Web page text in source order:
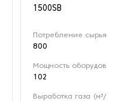
1500SB
Потребление сырья
800
Мощность
102
Выработка газа (м³/ч)